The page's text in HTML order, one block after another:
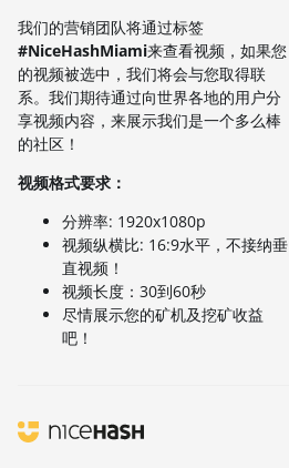
我们的营销团队将通过标签
#NiceHashMiami来查看视频，如果您
的视频被选中，我们将会与您取得联
系。我们期待通过向世界各地的用户分
享视频内容，来展示我们是一个多么棒
的社区！
视频格式要求：
分辨率: 1920x1080p
视频纵横比: 16:9水平，不接纳垂
直视频！
视频长度：30到60秒
尽情展示您的矿机及挖矿收益
吧！